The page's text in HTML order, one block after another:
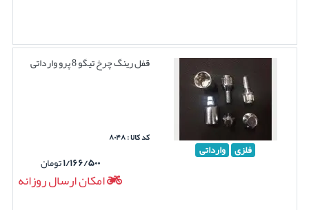
فلزی وارداتی
قفل رینگ چرخ تیگو 8 پرو وارداتی
کد کالا : ۸۰۴۸
۱/۱۶۶/۵۰۰تومان
امکان ارسال روزانه